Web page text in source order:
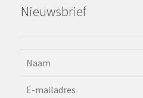
Nieuwsbrief